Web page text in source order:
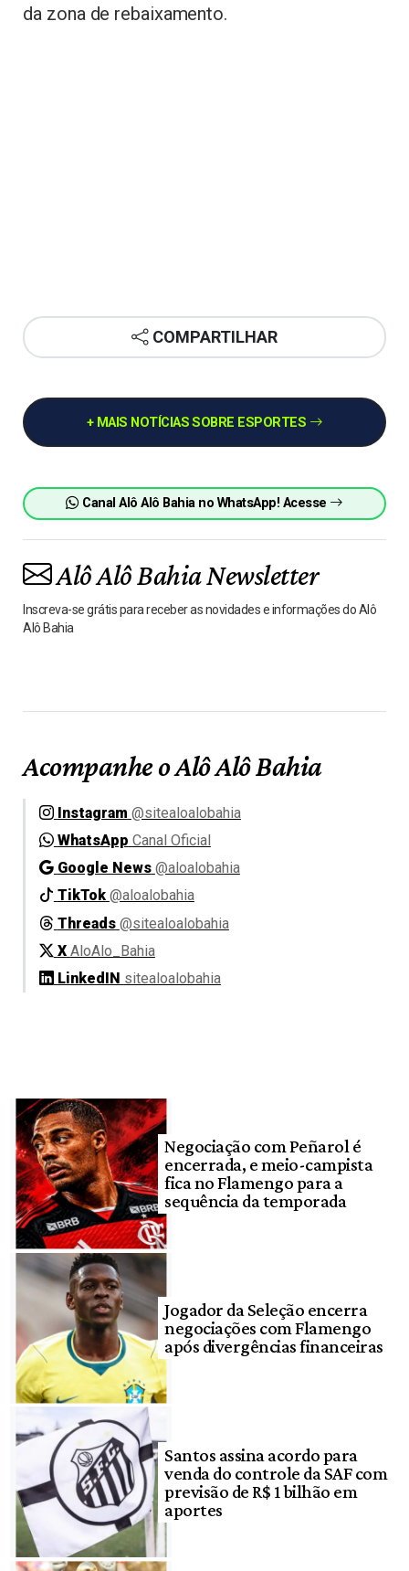
da zona de rebaixamento.
COMPARTILHAR
+ MAIS NOTÍCIAS SOBRE ESPORTES
Canal Alô Alô Bahia no WhatsApp! Acesse
Alô Alô Bahia Newsletter
Inscreva-se grátis para receber as novidades e informações do Alô
Alô Bahia
Acompanhe o Alô Alô Bahia
Instagram @sitealoalobahia
WhatsApp Canal Oficial
Google News @aloalobahia
TikTok @aloalobahia
Threads @sitealoalobahia
X AloAlo_Bahia
LinkedIN sitealoalobahia
Negociação com Peñarol é
encerrada, e meio-campista
fica no Flamengo para a
sequência da temporada
Jogador da Seleção encerra
negociações com Flamengo
após divergências financeiras
Santos assina acordo para
venda do controle da SAF com
previsão de R$ 1 bilhão em
aportes